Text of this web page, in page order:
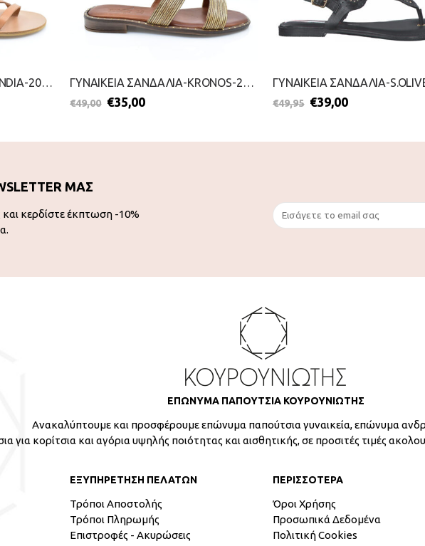
ΓΥΝΑΙΚΕΙΑ ΣΑΝΔΑΛΙΑ-SANDIA-2099-0955-ΠΡΑΣΙΝΟ ΓΥΝΑΙΚΕΙΑ ΣΑΝΔΑΛΙΑ-KRONOS-2099-0944-ΚΑΦΕ
€49,00 €35,00 €49,95 €39,00
ΜΑΣ
κερδίστε έκπτωση -10%
ΕΠΩΝΥΜΑ ΠΑΠΟΥΤΣΙΑ ΚΟΥΡΟΥΝΙΩΤΗΣ
Ανακαλύπτουμε και προσφέρουμε επώνυμα παπούτσια γυναικεία, επώνυμα
για κορίτσια και αγόρια υψηλής ποιότητας και αισθητικής, σε προσιτές τιμές
ΕΞΥΠΗΡΕΤΗΣΗ ΠΕΛΑΤΩΝ
Τρόποι Αποστολής
Τρόποι Πληρωμής
Επιστροφές - Ακυρώσεις
ΠΕΡΙΣΣΟΤΕΡΑ
Όροι Χρήσης
Προσωπικά Δεδομένα
Πολιτική Cookies